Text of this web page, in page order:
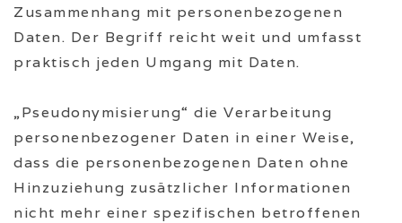
Zusammenhang mit personenbezogenen
Daten. Der Begriff reicht weit und umfasst
praktisch jeden Umgang mit Daten.
„Pseudonymisierung“ die Verarbeitung
personenbezogener Daten in einer Weise,
dass die personenbezogenen Daten ohne
Hinzuziehung zusätzlicher Informationen
nicht mehr einer spezifischen betroffenen